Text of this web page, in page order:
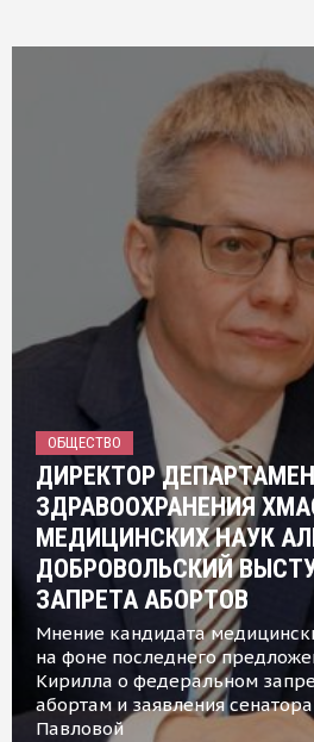
ОБЩЕСТВО
ДИРЕКТОР
ЗДРАВООХРАНЕНИЯ
МЕДИЦИНСКИХ НАУК
ДОБРОВОЛЬСКИЙ
ЗАПРЕТА АБОРТОВ
Мнение кандидата
на фоне последнего
Кирилла о федеральном
абортам и заявления
Павловой